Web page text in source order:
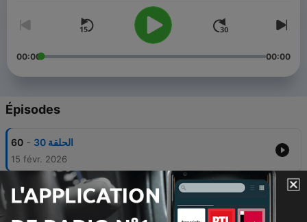
00:00 00:00
Épisodes
60 - الحلقة 30
15 févr. 2026
59 - الحلقة 29
15 févr. 2026